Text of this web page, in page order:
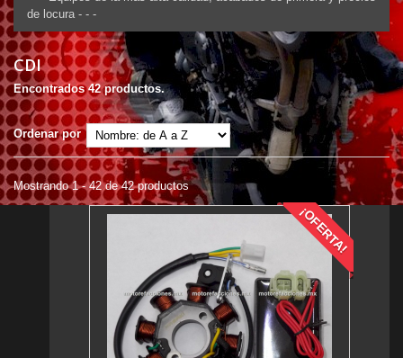
de locura - - -
CDI
Encontrados 42 productos.
Ordenar por
Mostrando 1 - 42 de 42 productos
¡OFERTA!